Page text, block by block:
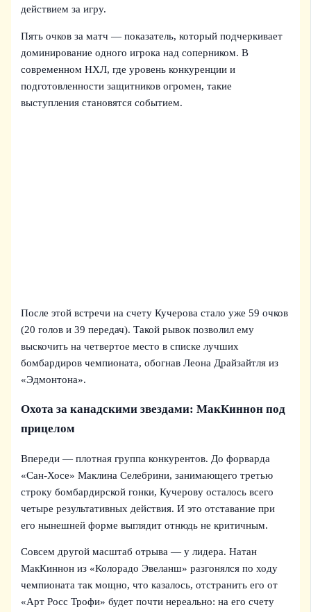
действием за игру.
Пять очков за матч — показатель, который подчеркивает
доминирование одного игрока над соперником. В
современном НХЛ, где уровень конкуренции и
подготовленности защитников огромен, такие
выступления становятся событием.
После этой встречи на счету Кучерова стало уже 59 очков
(20 голов и 39 передач). Такой рывок позволил ему
выскочить на четвертое место в списке лучших
бомбардиров чемпионата, обогнав Леона Драйзайтля из
«Эдмонтона».
Охота за канадскими звездами: МакКиннон под
прицелом
Впереди — плотная группа конкурентов. До форварда
«Сан-Хосе» Маклина Селебрини, занимающего третью
строку бомбардирской гонки, Кучерову осталось всего
четыре результативных действия. И это отставание при
его нынешней форме выглядит отнюдь не критичным.
Совсем другой масштаб отрыва — у лидера. Натан
МакКиннон из «Колорадо Эвеланш» разгонялся по ходу
чемпионата так мощно, что казалось, отстранить его от
«Арт Росс Трофи» будет почти нереально: на его счету